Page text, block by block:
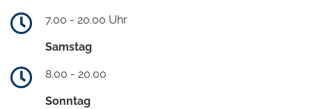
7.00 - 20.00 Uhr
Samstag
8.00 - 20.00
Sonntag